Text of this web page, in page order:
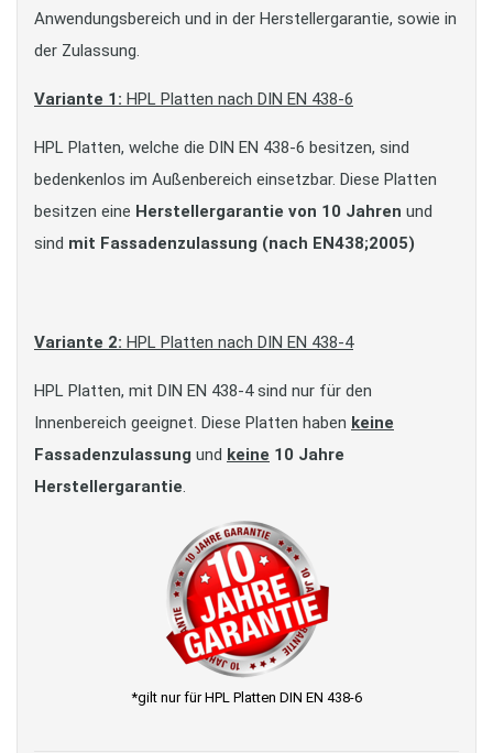
Anwendungsbereich und in der Herstellergarantie, sowie in
der Zulassung.
Variante 1: HPL Platten nach DIN EN 438-6
HPL Platten, welche die DIN EN 438-6 besitzen, sind
bedenkenlos im Außenbereich einsetzbar. Diese Platten
besitzen eine Herstellergarantie von 10 Jahren und
sind mit Fassadenzulassung (nach EN438;2005)
Variante 2: HPL Platten nach DIN EN 438-4
HPL Platten, mit DIN EN 438-4 sind nur für den
Innenbereich geeignet. Diese Platten haben keine
Fassadenzulassung und keine 10 Jahre
Herstellergarantie.
*gilt nur für HPL Platten DIN EN 438-6